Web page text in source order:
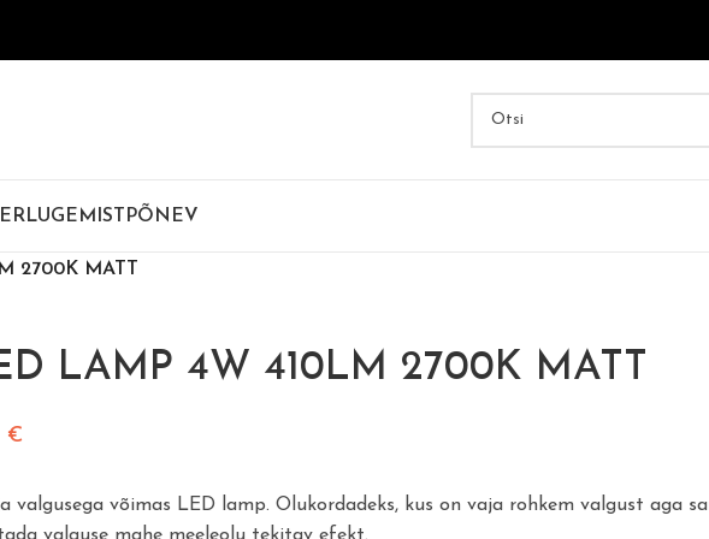
LUGEMIST PÕNEV
2700K MATT
LAMP 4W 410LM 2700K MATT
€
valgusega võimas LED lamp. Olukordadeks, kus on vaja rohkem valgust aga